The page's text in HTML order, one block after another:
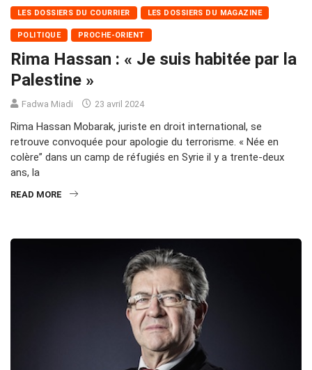
LES DOSSIERS DU COURRIER LES DOSSIERS DU MAGAZINE
POLITIQUE PROCHE-ORIENT
Rima Hassan : « Je suis habitée par la
Palestine »
Fadwa Miadi 23 avril 2024
Rima Hassan Mobarak, juriste en droit international, se
retrouve convoquée pour apologie du terrorisme. « Née en
colère” dans un camp de réfugiés en Syrie il y a trente-deux
ans, la
READ MORE